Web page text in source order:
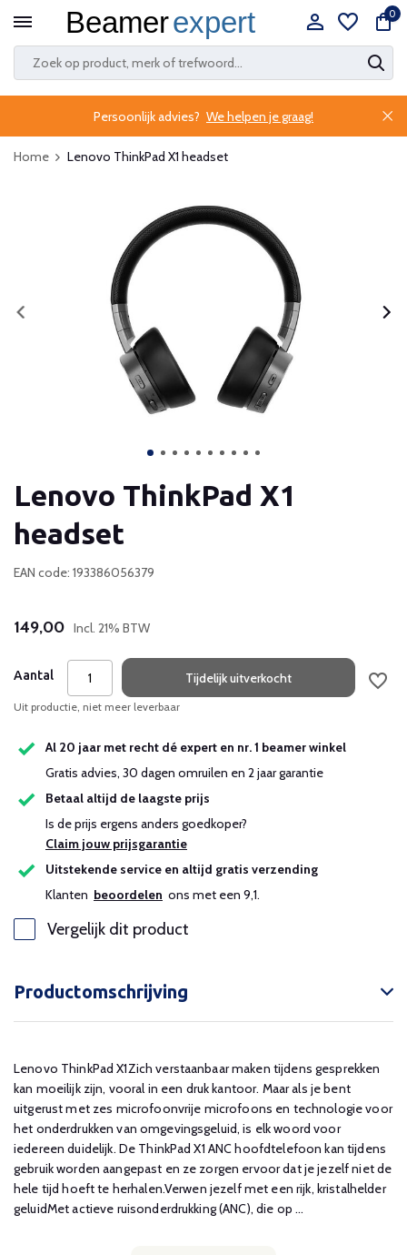
0
Persoonlijk advies? We helpen je graag!
Home Lenovo ThinkPad X1 headset
Lenovo ThinkPad X1
headset
EAN code: 193386056379
149,00 Incl. 21% BTW
Aantal Tijdelijk uitverkocht
Uit productie, niet meer leverbaar
Al 20 jaar met recht dé expert en nr. 1 beamer winkel
Gratis advies, 30 dagen omruilen en 2 jaar garantie
Betaal altijd de laagste prijs
Is de prijs ergens anders goedkoper?
Claim jouw prijsgarantie
Uitstekende service en altijd gratis verzending
Klanten beoordelen ons met een 9,1.
Vergelijk dit product
Productomschrijving
Lenovo ThinkPad X1Zich verstaanbaar maken tijdens gesprekken
kan moeilijk zijn, vooral in een druk kantoor. Maar als je bent
uitgerust met zes microfoonvrije microfoons en technologie voor
het onderdrukken van omgevingsgeluid, is elk woord voor
iedereen duidelijk. De ThinkPad X1 ANC hoofdtelefoon kan tijdens
gebruik worden aangepast en ze zorgen ervoor dat je jezelf niet de
hele tijd hoeft te herhalen.Verwen jezelf met een rijk, kristalhelder
geluidMet actieve ruisonderdrukking (ANC), die op ...